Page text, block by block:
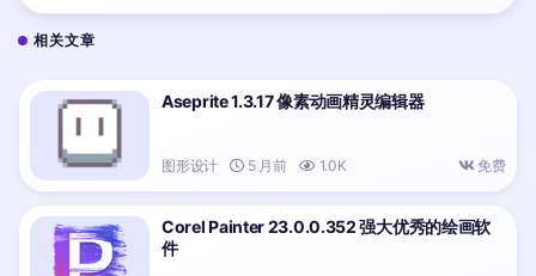
相关文章
Aseprite 1.3.17 像素动画精灵编辑器
图形设计 5 月前 1.0K 免费
Corel Painter 23.0.0.352 强大优秀的绘画软
件